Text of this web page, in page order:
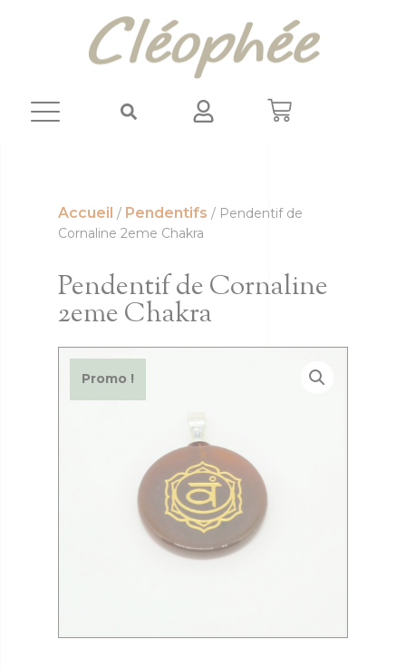
Accueil / Pendentifs / Pendentif de
Cornaline 2eme Chakra
Pendentif de Cornaline
2eme Chakra
Promo !